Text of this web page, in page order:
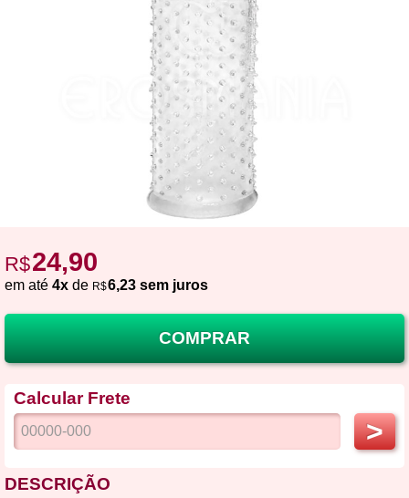
R$24,90
em até 4x de R$6,23 sem juros
COMPRAR
Calcular Frete
>
DESCRIÇÃO